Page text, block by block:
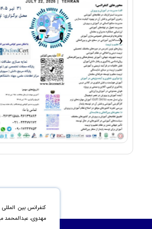
‹
کنفرانس بین
مهدوی، عبدالمحمد